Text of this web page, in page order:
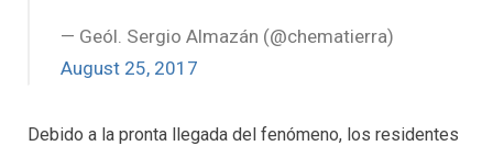
— Geól. Sergio Almazán (@chematierra)
August 25, 2017
Debido a la pronta llegada del fenómeno, los residentes